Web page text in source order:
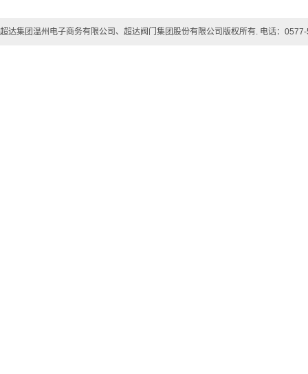
超达集团温州电子商务有限公司、超达阀门集团股份有限公司版权所有. 电话：